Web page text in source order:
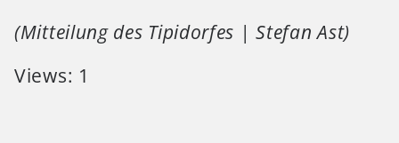
(Mitteilung des Tipidorfes | Stefan Ast)
Views: 1